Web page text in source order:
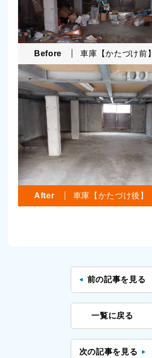
Before 車庫【かたづけ前】
After 車庫【かたづけ後】
前の記事を見る
一覧に戻る
次の記事を見る